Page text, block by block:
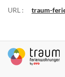
URL :
traum-